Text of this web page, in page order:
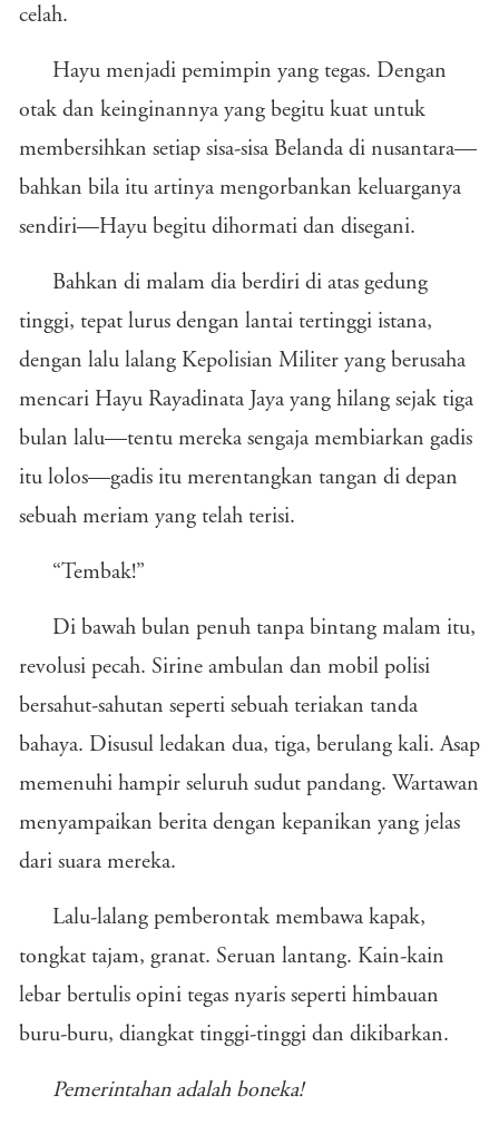
celah.
Hayu menjadi pemimpin yang tegas. Dengan
otak dan keinginannya yang begitu kuat untuk
membersihkan setiap sisa-sisa Belanda di nusantara—
bahkan bila itu artinya mengorbankan keluarganya
sendiri—Hayu begitu dihormati dan disegani.
Bahkan di malam dia berdiri di atas gedung
tinggi, tepat lurus dengan lantai tertinggi istana,
dengan lalu lalang Kepolisian Militer yang berusaha
mencari Hayu Rayadinata Jaya yang hilang sejak tiga
bulan lalu—tentu mereka sengaja membiarkan gadis
itu lolos—gadis itu merentangkan tangan di depan
sebuah meriam yang telah terisi.
“Tembak!”
Di bawah bulan penuh tanpa bintang malam itu,
revolusi pecah. Sirine ambulan dan mobil polisi
bersahut-sahutan seperti sebuah teriakan tanda
bahaya. Disusul ledakan dua, tiga, berulang kali. Asap
memenuhi hampir seluruh sudut pandang. Wartawan
menyampaikan berita dengan kepanikan yang jelas
dari suara mereka.
Lalu-lalang pemberontak membawa kapak,
tongkat tajam, granat. Seruan lantang. Kain-kain
lebar bertulis opini tegas nyaris seperti himbauan
buru-buru, diangkat tinggi-tinggi dan dikibarkan.
Pemerintahan adalah boneka!